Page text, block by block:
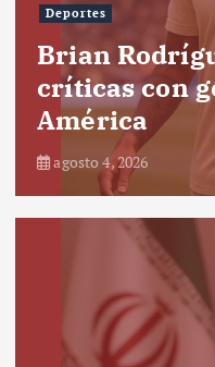
Deportes
Brian
críticas con
América
agosto 4, 2026